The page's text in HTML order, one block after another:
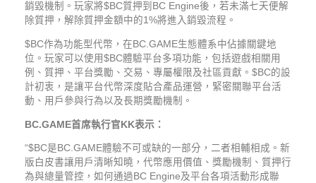
銷毀機制。玩家將$BC質押到BC Engine後，若未滿七天便解
除質押，解除質押金額中的1%將進入銷毀流程。
$BC作為功能型代幣，在BC.GAME生態體系中佔據關鍵地
位。玩家可以使用$BC體驗平台多項功能，包括遊戲相關用
例、質押、平台獎勵、交易、專屬權限及社區貢獻。$BC的設
計初衷，是讓平台代幣深度貼合產品運營，緊密關聯平台活
動、用戶參與行為以及長期獎勵機制。
BC.GAME首席執行官KK表示：
“$BC是BC.GAME體驗不可或缺的一部分，二者相輔相成。新
版白皮書讓用戶清晰知曉，代幣應用價值、獎勵機制、質押行
為與總量管控，如何通過BC Engine及平台各項活動形成聯